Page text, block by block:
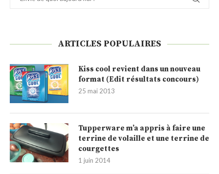
ARTICLES POPULAIRES
Kiss cool revient dans un nouveau
format (Edit résultats concours)
25 mai 2013
Tupperware m’a appris à faire une
terrine de volaille et une terrine de
courgettes
1 juin 2014